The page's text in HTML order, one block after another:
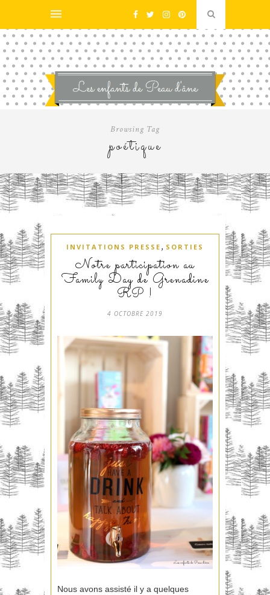
Browsing Tag
poétique
INVITATIONS PRESSE , SORTIES
Notre participation au
Family Day de Grenadine
RP !
4 OCTOBRE 2019
Nous avons assisté il y a quelques